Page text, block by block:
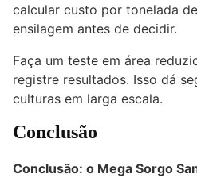
calcular custo por tonelada
ensilagem antes de decidir.
Faça um teste em área
registre resultados. Isso dá
culturas em larga escala.
Conclusão
Conclusão: o Mega Sorgo